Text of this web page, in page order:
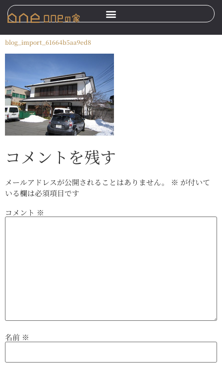
blog_import_61664b5aa9ed8
コメントを残す
メールアドレスが公開されることはありません。 ※ が付いて
いる欄は必須項目です
コメント ※
名前 ※